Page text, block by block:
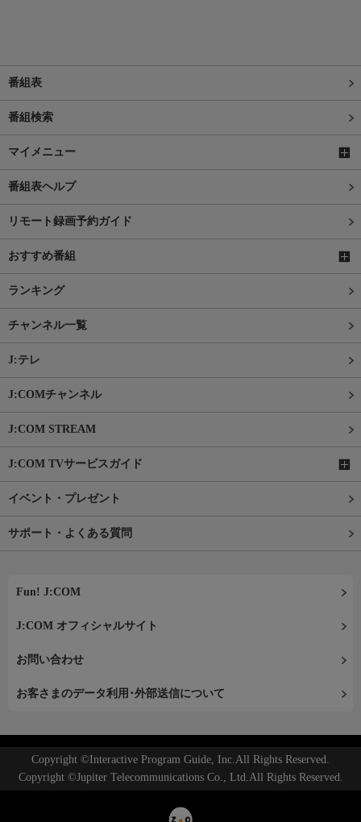
番組表
番組検索
マイメニュー
番組表ヘルプ
リモート録画予約ガイド
おすすめ番組
ランキング
チャンネル一覧
J:テレ
J:COMチャンネル
J:COM STREAM
J:COM TVサービスガイド
イベント・プレゼント
サポート・よくある質問
Fun! J:COM
J:COM オフィシャルサイト
お問い合わせ
お客さまのデータ利用･外部送信について
Copyright ©Interactive Program Guide, Inc.All Rights Reserved.
Copyright ©Jupiter Telecommunications Co., Ltd.All Rights Reserved.